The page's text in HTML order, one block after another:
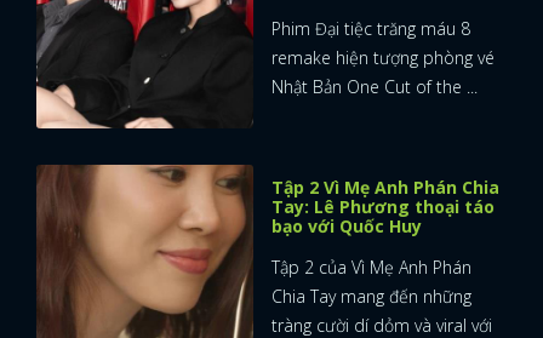
Phim Đại tiệc trăng máu 8
remake hiện tượng phòng vé
Nhật Bản One Cut of the ...
Tập 2 Vì Mẹ Anh Phán Chia
Tay: Lê Phương thoại táo
bạo với Quốc Huy
Tập 2 của Vì Mẹ Anh Phán
Chia Tay mang đến những
tràng cười dí dỏm và viral với